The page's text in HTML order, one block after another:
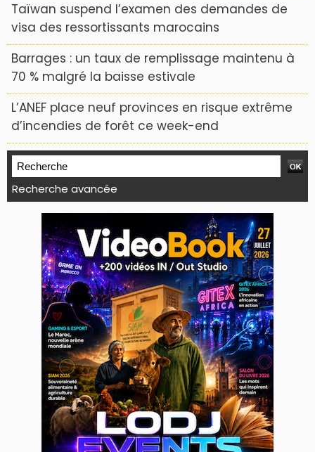
Taïwan suspend l’examen des demandes de
visa des ressortissants marocains
Barrages : un taux de remplissage maintenu à
70 % malgré la baisse estivale
L’ANEF place neuf provinces en risque extrême
d’incendies de forêt ce week-end
Recherche avancée